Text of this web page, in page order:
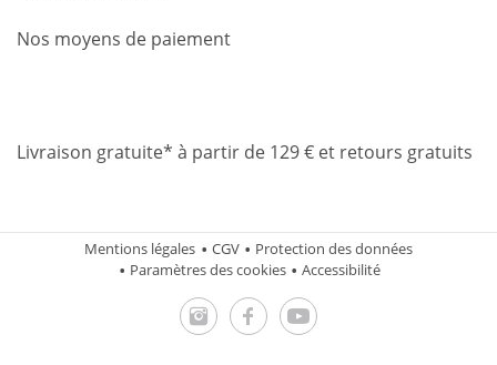
Nos moyens de paiement
Livraison gratuite* à partir de 129 € et retours gratuits
Mentions légales CGV
Protection des données
Paramètres des cookies
Accessibilité